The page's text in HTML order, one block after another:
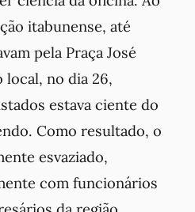
itabunense, até
pela Praça José
local, no dia 26,
estava ciente do
Como resultado, o
esvaziado,
com funcionários